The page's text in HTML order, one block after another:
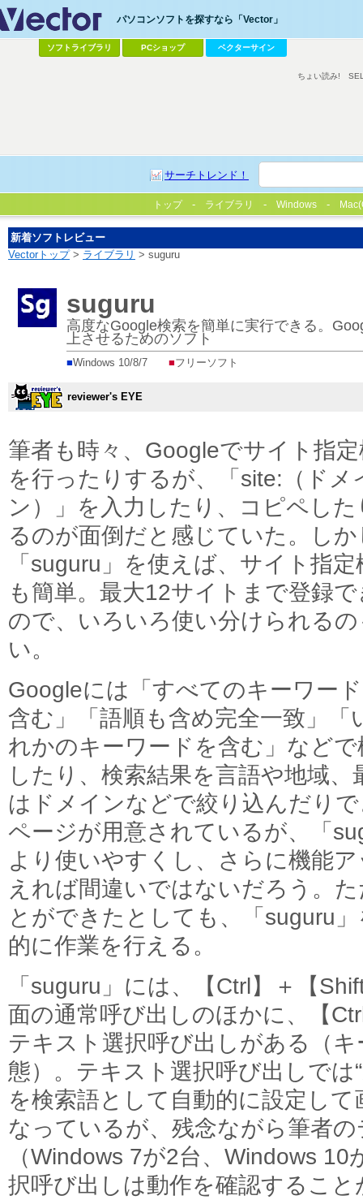
パソコンソフトを探すなら「Vector」
ソフトライブラリ PCショップ ベクターサイン
サーチトレンド！
ちょい読み!
トップ ライブラリ Windows
新着ソフトレビュー
Vectorトップ> ライブラリ > suguru
suguru
高度なGoogle検索を簡単に実行できる。
上させるためのソフト
■Windows 10/8/7 ■フリーソフト
reviewer's EYE
筆者も時々、Googleでサイト指
を行ったりするが、「site:（ドメ
ン）」を入力したり、コピペした
るのが面倒だと感じていた。しか
「suguru」を使えば、サイト指定
も簡単。最大12サイトまで登録
ので、いろいろ使い分けられる
い。
Googleには「すべてのキーワー
含む」「語順も含め完全一致」「
れかのキーワードを含む」などで
したり、検索結果を言語や地域
はドメインなどで絞り込んだり
ページが用意されているが、「
より使いやすくし、さらに機能
えれば間違いではないだろう。
とができたとしても、「suguru
的に作業を行える。
「suguru」には、【Ctrl】＋【
面の通常呼び出しのほかに、【
テキスト選択呼び出しがある（
態）。テキスト選択呼び出しで
を検索語として自動的に設定し
なっているが、残念ながら筆者
（Windows 7が2台、Windows
択呼び出しは動作を確認するこ